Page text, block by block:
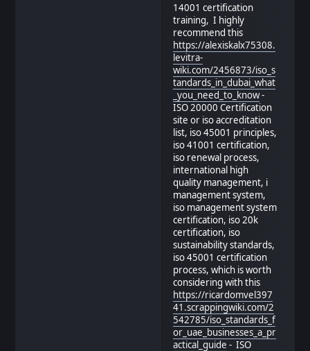
14001 certification
training, I highly
recommend this
https://alexiskalx75308.
levitra-
wiki.com/2456873/iso_s
tandards_in_dubai_what
_you_need_to_know-
ISO 20000 Certification
site or iso accreditation
list, iso 45001 principles,
iso 41001 certification,
iso renewal process,
international high
quality management, i
management system,
iso management system
certification, iso 20k
certification, iso
sustainability standards,
iso 45001 certification
process, which is worth
considering with this
https://ricardomvel397
41.scrappingwiki.com/2
542785/iso_standards_f
or_uae_businesses_a_pr
actical_guide - ISO